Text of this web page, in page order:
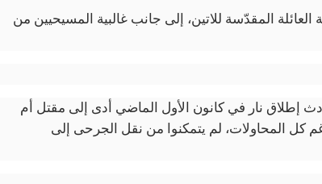
العائلة المقدّسة للاتين، إلى جانب غالبية المسيحيين من
إطلاق نار في كانون الأول الماضي أدى إلى مقتل أم
كل المحاولات، لم يتمكنوا من نقل الجرحى إلى